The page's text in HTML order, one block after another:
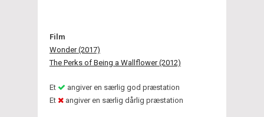
Film
Wonder (2017)
The Perks of Being a Wallflower (2012)
Et
angiver en særlig god præstation
Et
angiver en særlig dårlig præstation